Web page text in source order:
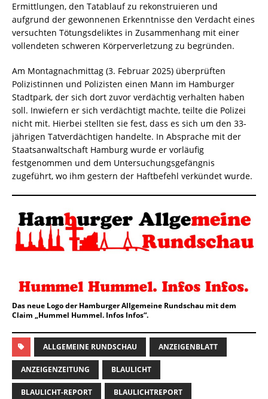
Ermittlungen, den Tatablauf zu rekonstruieren und
aufgrund der gewonnenen Erkenntnisse den Verdacht eines
versuchten Tötungsdeliktes in Zusammenhang mit einer
vollendeten schweren Körperverletzung zu begründen.
Am Montagnachmittag (3. Februar 2025) überprüften
Polizistinnen und Polizisten einen Mann im Hamburger
Stadtpark, der sich dort zuvor verdächtig verhalten haben
soll. Inwiefern er sich verdächtigt machte, teilte die Polizei
nicht mit. Hierbei stellten sie fest, dass es sich um den 33-
jährigen Tatverdächtigen handelte. In Absprache mit der
Staatsanwaltschaft Hamburg wurde er vorläufig
festgenommen und dem Untersuchungsgefängnis
zugeführt, wo ihm gestern der Haftbefehl verkündet wurde.
Das neue Logo der Hamburger Allgemeine Rundschau mit dem
Claim „Hummel Hummel. Infos Infos“.
ALLGEMEINE RUNDSCHAU ANZEIGENBLATT
ANZEIGENZEITUNG BLAULICHT
BLAULICHT-REPORT BLAULICHTREPORT